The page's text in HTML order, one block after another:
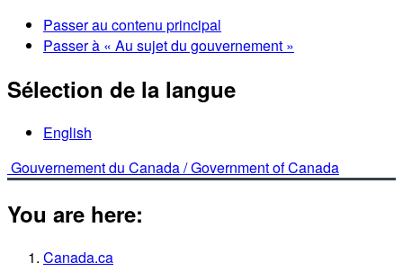
Passer au contenu principal
Passer à « Au sujet du gouvernement »
Sélection de la langue
English
Gouvernement du Canada /Government of Canada
You are here:
Canada.ca